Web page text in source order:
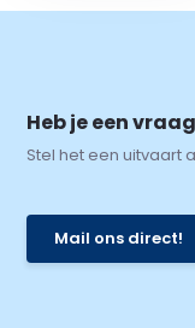
Heb je een
Stel het een uitvaart
Mail ons direct!